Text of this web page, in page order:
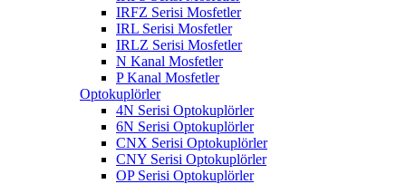
IRFZ Serisi Mosfetler
IRL Serisi Mosfetler
IRLZ Serisi Mosfetler
N Kanal Mosfetler
P Kanal Mosfetler
Optokuplörler
4N Serisi Optokuplörler
6N Serisi Optokuplörler
CNX Serisi Optokuplörler
CNY Serisi Optokuplörler
OP Serisi Optokuplörler